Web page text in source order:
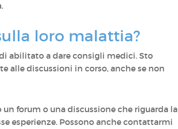
loro malattia?
abilitato a dare consigli medici. Sto
alle discussioni in corso, anche se non
forum o una discussione che riguarda la
esperienze. Possono anche contattarmi